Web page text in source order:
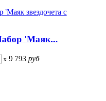
'Маяк...
x 9 793 руб